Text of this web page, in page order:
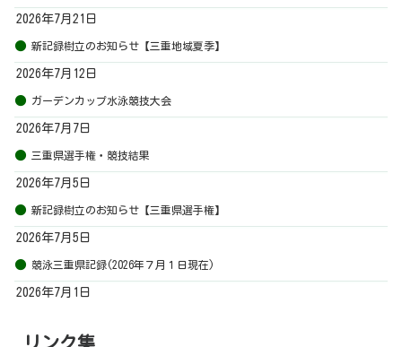
2026年7月21日
新記録樹立のお知らせ【三重地域夏季】
2026年7月12日
ガーデンカップ水泳競技大会
2026年7月7日
三重県選手権・競技結果
2026年7月5日
新記録樹立のお知らせ【三重県選手権】
2026年7月5日
競泳三重県記録(2026年７月１日現在)
2026年7月1日
リンク集